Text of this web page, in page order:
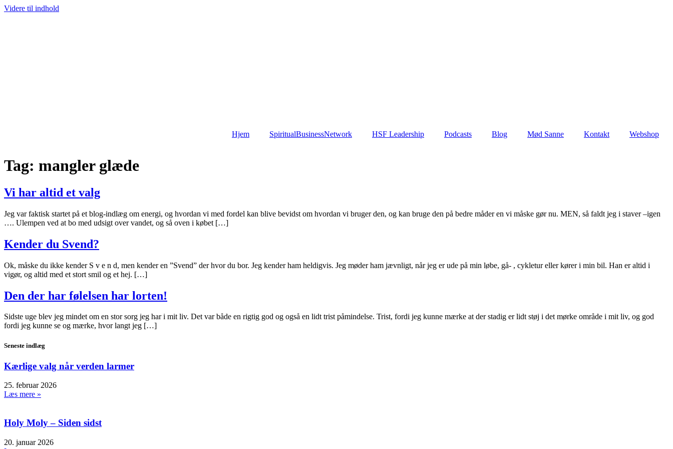
Videre til indhold
Hjem SpiritualBusinessNetwork HSF Leadership Podcasts Blog Mød Sanne Kontakt Webshop
Tag: mangler glæde
Vi har altid et valg
Jeg var faktisk startet på et blog-indlæg om energi, og hvordan vi med fordel kan blive bevidst om hvordan vi bruger den, og kan bruge den på bedre måder en vi måske gør nu. MEN, så faldt jeg i staver –igen
…. Ulempen ved at bo med udsigt over vandet, og så oven i købet […]
Kender du Svend?
Ok, måske du ikke kender S v e n d, men kender en ”Svend” der hvor du bor. Jeg kender ham heldigvis. Jeg møder ham jævnligt, når jeg er ude på min løbe, gå- , cykletur eller kører i min bil. Han er altid i
vigør, og altid med et stort smil og et hej. […]
Den der har følelsen har lorten!
Sidste uge blev jeg mindet om en stor sorg jeg har i mit liv. Det var både en rigtig god og også en lidt trist påmindelse. Trist, fordi jeg kunne mærke at der stadig er lidt støj i det mørke område i mit liv, og god
fordi jeg kunne se og mærke, hvor langt jeg […]
Seneste indlæg
Kærlige valg når verden larmer
25. februar 2026
Læs mere »
Holy Moly – Siden sidst
20. januar 2026